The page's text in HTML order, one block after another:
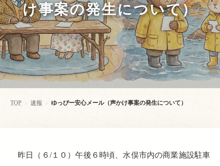
け事案の発生について）
TOP > 速報 > ゆっぴー安心メール（声かけ事案の発生について）
昨日（６/１０）午後６時頃、水俣市内の商業施設駐車